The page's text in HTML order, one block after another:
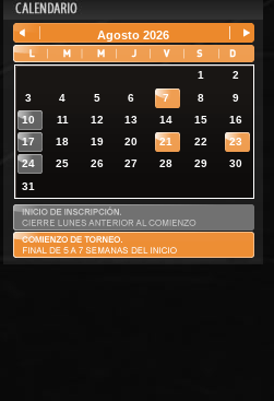
Agosto 2026
1
2
3
4 5 6 7 8
9
10
11 12 13 14 15
16
17
18 19 20 21 22
23
24
25 26 27 28 29
30
31